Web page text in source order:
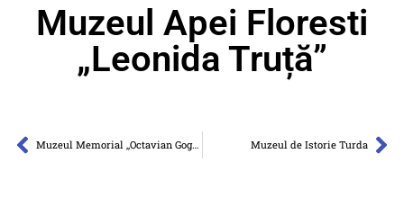
Muzeul Apei Floresti
„Leonida Truță”
Muzeul Memorial ,,Octavian Goga” de la Ciucea Muzeul de Istorie Turda